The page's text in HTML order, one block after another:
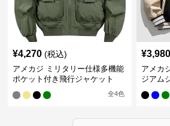
¥4,270 (税込)
アメカジ ミリタリー仕様多機能
ポケット付き飛行ジャケット
全4色
¥3,980
アメカ
ジアム